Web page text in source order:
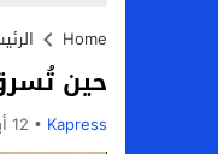
Home
حين
Kapress 12 أبريل 2025